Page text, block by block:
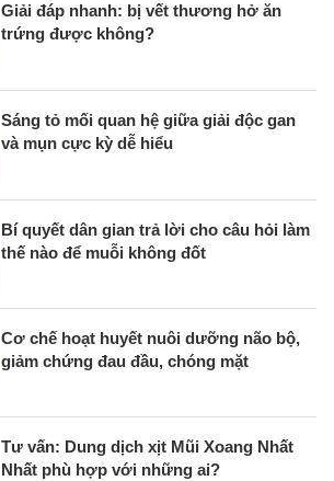
Giải đáp nhanh: bị vết thương hở ăn
trứng được không?
Sáng tỏ mối quan hệ giữa giải độc gan
và mụn cực kỳ dễ hiểu
Bí quyết dân gian trả lời cho câu hỏi làm
thế nào để muỗi không đốt
Cơ chế hoạt huyết nuôi dưỡng não bộ,
giảm chứng đau đầu, chóng mặt
Tư vấn: Dung dịch xịt Mũi Xoang Nhất
Nhất phù hợp với những ai?